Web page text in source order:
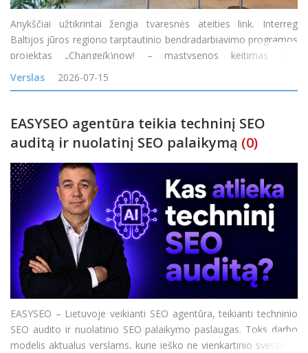
Anykščiai užtikrintai žengia tvaresnės ateities link. Interreg
Baltijos jūros regiono tarptautinio bendradarbiavimo programos
projektas „Change(k)now! – mąstysenos keitimas nuo
vienkartinio naudojimo į žiedines arba daugkartinio naudojimo
maisto pristatymo sistemas Baltijos jūros
Verslas 2026-07-15
EASYSEO agentūra teikia techninį SEO
auditą ir nuolatinį SEO palaikymą (0)
EASYSEO – Lietuvoje veikianti SEO agentūra, teikianti techninio
SEO audito ir nuolatinio SEO palaikymo paslaugas. Toks darbo
modelis aktualus verslams, kurie ieško ne vienkartinio svetainės